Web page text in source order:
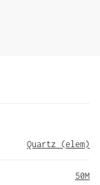
Quartz (elem)
50M